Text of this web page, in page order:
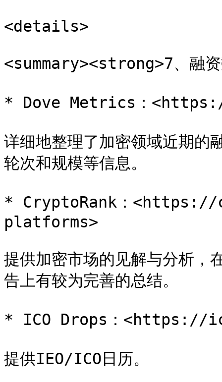
<details>
<summary><strong>7、融
* Dove Metrics：
详细地整理了加密领域近期的
轮次和规模等信息。
* CryptoRank：
platforms>
提供加密市场的见解与分析
告上有较为完善的总结。
* ICO Drops：<https://
提供IEO/ICO日历。